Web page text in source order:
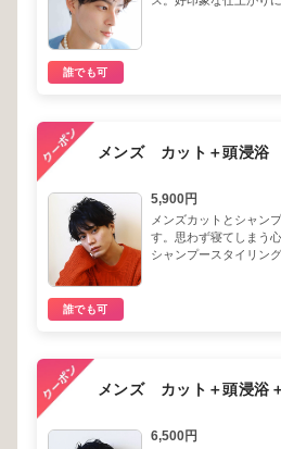
誰でも可
メンズ カット＋頭浸浴
5,900円
メンズカットとシャン
す。思わず寝てしまう
シャンプースタイリン
誰でも可
メンズ カット＋頭浸浴
6,500円